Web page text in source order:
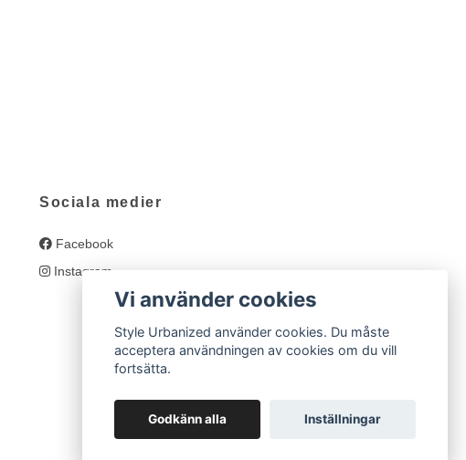
Sociala medier
Facebook
Instagram
Vi använder cookies
Style Urbanized använder cookies. Du måste
acceptera användningen av cookies om du vill
fortsätta.
Godkänn alla Inställningar